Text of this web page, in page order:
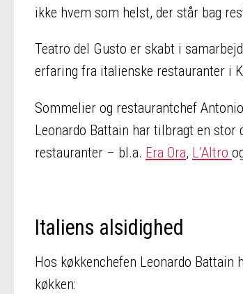
ikke hvem som helst, der står bag
Teatro del Gusto er skabt i
erfaring fra italienske restauranter i
Sommelier og restaurantchef
Leonardo Battain har tilbragt en stor
restauranter – bl.a. Era Ora, L’Altro
Italiens alsidighed
Hos køkkenchefen Leonardo
køkken: